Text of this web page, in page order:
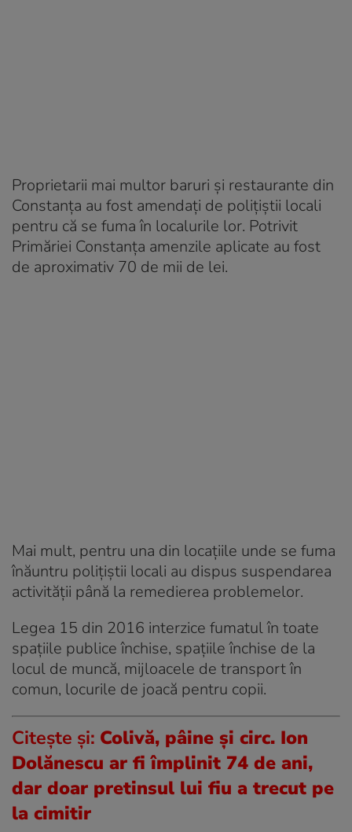
Proprietarii mai multor baruri și restaurante din
Constanța au fost amendați de polițiștii locali
pentru că se fuma în localurile lor. Potrivit
Primăriei Constanța amenzile aplicate au fost
de aproximativ 70 de mii de lei.
Mai mult, pentru una din locațiile unde se fuma
înăuntru polițiștii locali au dispus suspendarea
activității până la remedierea problemelor.
Legea 15 din 2016 interzice fumatul în toate
spațiile publice închise, spațiile închise de la
locul de muncă, mijloacele de transport în
comun, locurile de joacă pentru copii.
Citește și: Colivă, pâine și circ. Ion
Dolănescu ar fi împlinit 74 de ani,
dar doar pretinsul lui fiu a trecut pe
la cimitir